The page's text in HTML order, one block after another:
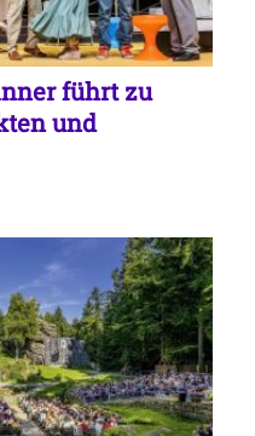
führt zu
und